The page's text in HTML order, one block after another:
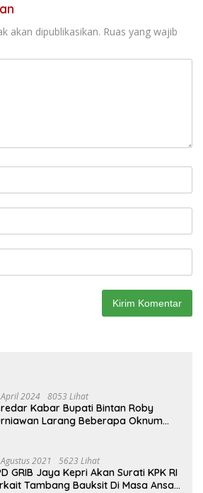
akan dipublikasikan. Ruas yang wajib
2024 8053 Lihat
Kabar Bupati Bintan Roby
Larang Beberapa Oknum
2021 5623 Lihat
GRIB Jaya Kepri Akan Surati KPK RI
Tambang Bauksit Di Masa Ansar